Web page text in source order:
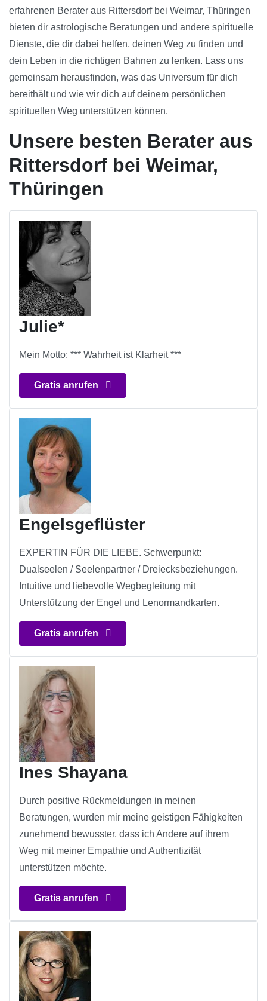
erfahrenen Berater aus Rittersdorf bei Weimar, Thüringen
bieten dir astrologische Beratungen und andere spirituelle
Dienste, die dir dabei helfen, deinen Weg zu finden und
dein Leben in die richtigen Bahnen zu lenken. Lass uns
gemeinsam herausfinden, was das Universum für dich
bereithält und wie wir dich auf deinem persönlichen
spirituellen Weg unterstützen können.
Unsere besten Berater aus
Rittersdorf bei Weimar,
Thüringen
Julie*
Mein Motto: *** Wahrheit ist Klarheit ***
Gratis anrufen
Engelsgeflüster
EXPERTIN FÜR DIE LIEBE. Schwerpunkt:
Dualseelen / Seelenpartner / Dreiecksbeziehungen.
Intuitive und liebevolle Wegbegleitung mit
Unterstützung der Engel und Lenormandkarten.
Gratis anrufen
Ines Shayana
Durch positive Rückmeldungen in meinen
Beratungen, wurden mir meine geistigen Fähigkeiten
zunehmend bewusster, dass ich Andere auf ihrem
Weg mit meiner Empathie und Authentizität
unterstützen möchte.
Gratis anrufen